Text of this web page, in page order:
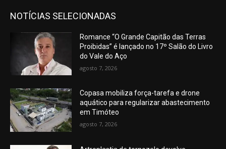
NOTÍCIAS SELECIONADAS
Romance “O Grande Capitão das Terras
Proibidas” é lançado no 17º Salão do Livro
do Vale do Aço
agosto 7, 2026
Copasa mobiliza força-tarefa e drone
aquático para regularizar abastecimento
em Timóteo
agosto 7, 2026